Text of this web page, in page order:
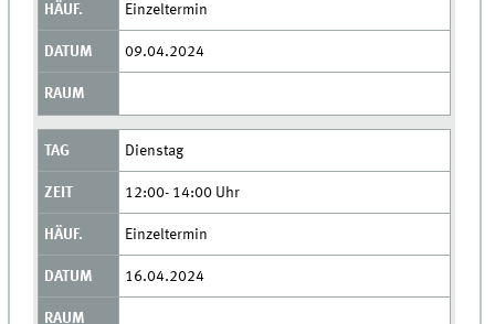
Einzeltermin
09.04.2024
Dienstag
12:00- 14:00 Uhr
Einzeltermin
16.04.2024